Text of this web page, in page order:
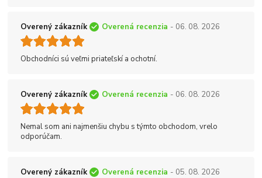
Overený zákazník Overená recenzia - 06. 08. 2026
Obchodníci sú veľmi priateľskí a ochotní.
Overený zákazník Overená recenzia - 06. 08. 2026
Nemal som ani najmenšiu chybu s týmto obchodom, vrelo
odporúčam.
Overený zákazník Overená recenzia - 05. 08. 2026